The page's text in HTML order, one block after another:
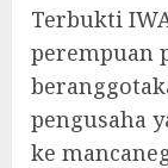
Terbukti
perempuan
pengusaha
ke